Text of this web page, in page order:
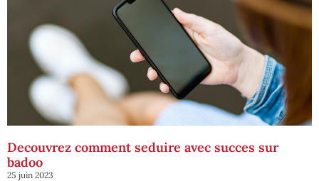
Decouvrez comment seduire avec succes sur
badoo
25 juin 2023